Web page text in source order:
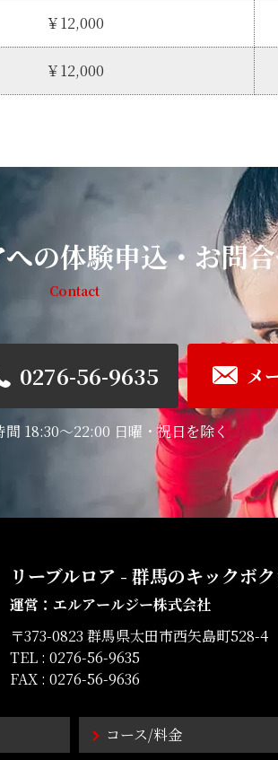
￥12,000
￥12,000
への体験申込・お問
Contact
0276-56-9635 メ
18:30～22:00 日曜・祝日を除く
リーブルロア 群馬のキックボ
運営：エルアールジー株式会社
〒373-0823 群馬県太田市西矢島町528-4
TEL : 0276-56-9635
FAX : 0276-56-9636
コース/料金